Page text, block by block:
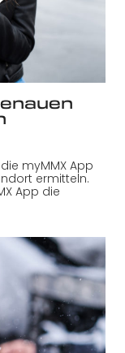
myMMX App
ermitteln.
App die